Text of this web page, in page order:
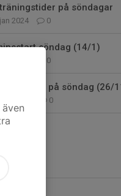
på söndagar
2024 0
söndag (14/1)
0
träning på söndag (26/
2023 0